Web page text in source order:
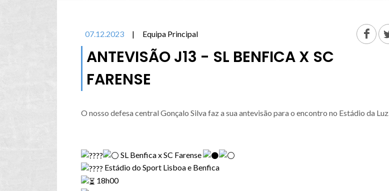
07.12.2023 | Equipa Principal
ANTEVISÃO J13 - SL BENFICA X SC
FARENSE
O nosso defesa central Gonçalo Silva faz a sua antevisão para o encontro no Estádio da Luz.
SL Benfica x SC Farense
Estádio do Sport Lisboa e Benfica
18h00